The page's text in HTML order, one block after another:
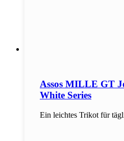
Assos MILLE GT
White Series
Ein leichtes Trikot für